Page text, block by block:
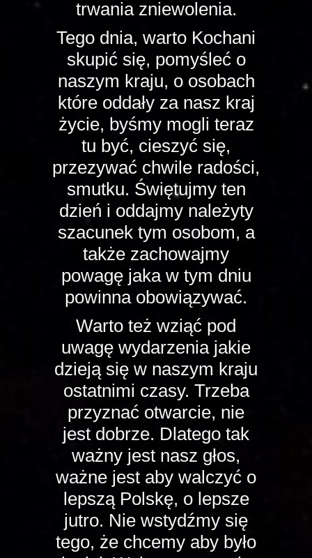
trwania zniewolenia.
Tego dnia, warto Kochani
skupić się, pomyśleć o
naszym kraju, o osobach
które oddały za nasz kraj
życie, byśmy mogli teraz
tu być, cieszyć się,
przezywać chwile radości,
smutku. Świętujmy ten
dzień i oddajmy należyty
szacunek tym osobom, a
także zachowajmy
powagę jaka w tym dniu
powinna obowiązywać.
Warto też wziąć pod
uwagę wydarzenia jakie
dzieją się w naszym kraju
ostatnimi czasy. Trzeba
przyznać otwarcie, nie
jest dobrze. Dlatego tak
ważny jest nasz głos,
ważne jest aby walczyć o
lepszą Polskę, o lepsze
jutro. Nie wstydźmy się
tego, że chcemy aby było